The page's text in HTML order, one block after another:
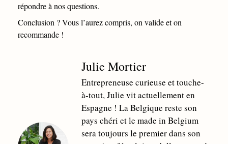
répondre à nos questions.
Conclusion ? Vous l’aurez compris, on valide et on
recommande !
Julie Mortier
Entrepreneuse curieuse et touche-
à-tout, Julie vit actuellement en
Espagne ! La Belgique reste son
pays chéri et le made in Belgium
sera toujours le premier dans son